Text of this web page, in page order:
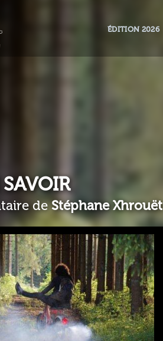
ÉDITION 2026
deStéphane Xhrouët